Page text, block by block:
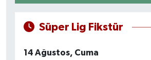
Süper Lig Fikstür
14 Ağustos, Cuma